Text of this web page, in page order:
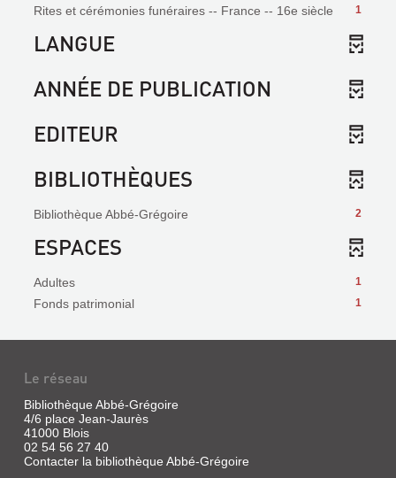
1
Rites et cérémonies funéraires -- France -- 16e siècle
LANGUE
ANNÉE DE PUBLICATION
EDITEUR
BIBLIOTHÈQUES
2
Bibliothèque Abbé-Grégoire
ESPACES
1
Adultes
1
Fonds patrimonial
Le réseau
Bibliothèque Abbé-Grégoire
4/6 place Jean-Jaurès
41000 Blois
02 54 56 27 40
Contacter la bibliothèque Abbé-Grégoire